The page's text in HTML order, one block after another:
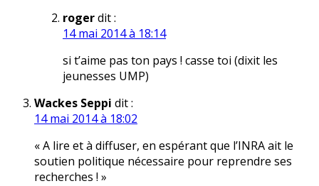
rogerdit :
14 mai 2014 à 18:14
si t’aime pas ton pays ! casse toi (dixit les
jeunesses UMP)
Wackes Seppi dit :
14 mai 2014 à 18:02
« A lire et à diffuser, en espérant que l’INRA ait le
soutien politique nécessaire pour reprendre ses
recherches ! »